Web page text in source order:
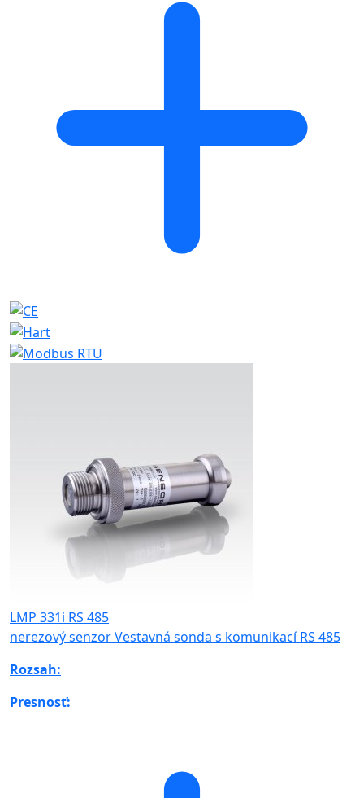
LMP 331i RS 485
nerezový senzor Vestavná sonda s komunikací RS 485
Rozsah:
Presnosť: